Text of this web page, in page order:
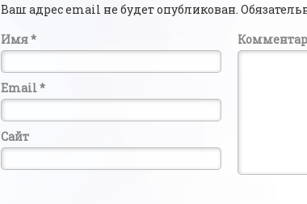
Ваш адрес email не будет опубликован.
Имя*
Email*
Сайт